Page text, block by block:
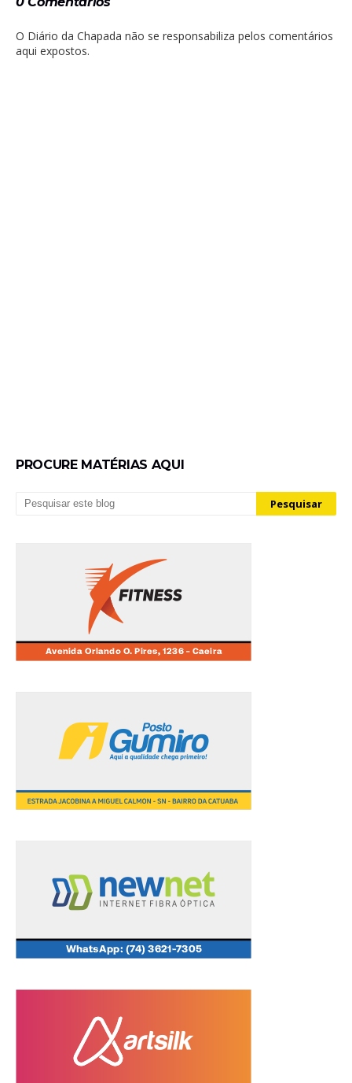
O Diário da Chapada não se responsabiliza pelos comentários
aqui expostos.
PROCURE MATÉRIAS AQUI